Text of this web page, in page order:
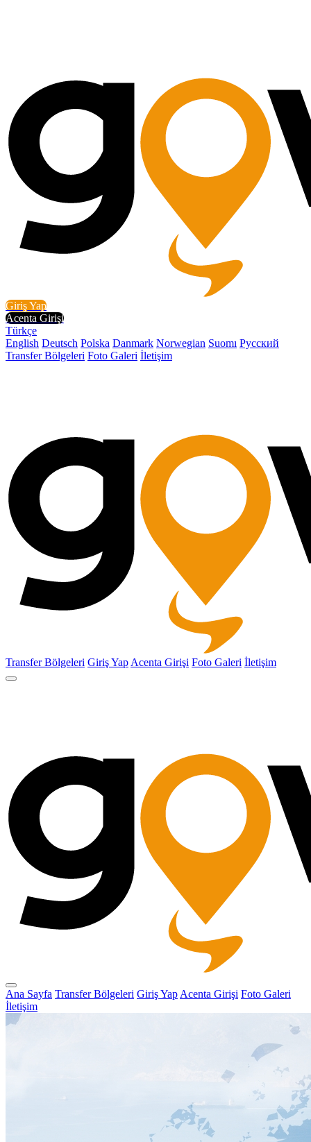
Giriş Yap
Acenta Girişi
Türkçe
English Deutsch Polska Danmark Norwegian Suomı Русский
Transfer Bölgeleri Foto Galeri İletişim
Transfer Bölgeleri Giriş Yap Acenta Girişi Foto Galeri İletişim
Ana Sayfa Transfer Bölgeleri Giriş Yap Acenta Girişi Foto Galeri
İletişim